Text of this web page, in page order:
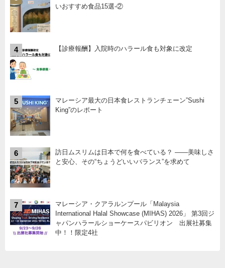
いおすすめ食品15選-②
4 【診療報酬】入院時のハラール食も対象に改定
5
マレーシア最大の日本食レストランチェーン”Sushi
King”のレポート
6
訪日ムスリムは日本で何を食べている？ ――美味しさ
と安心、その“ちょうどいいバランス”を求めて
7
マレーシア・クアラルンプール「Malaysia
International Halal Showcase (MIHAS) 2026」 第3回ジ
ャパンハラールショーケースパビリオン 出展社募集
中！！限定4社